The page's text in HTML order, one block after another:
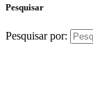
Pesquisar
Pesquisar por: